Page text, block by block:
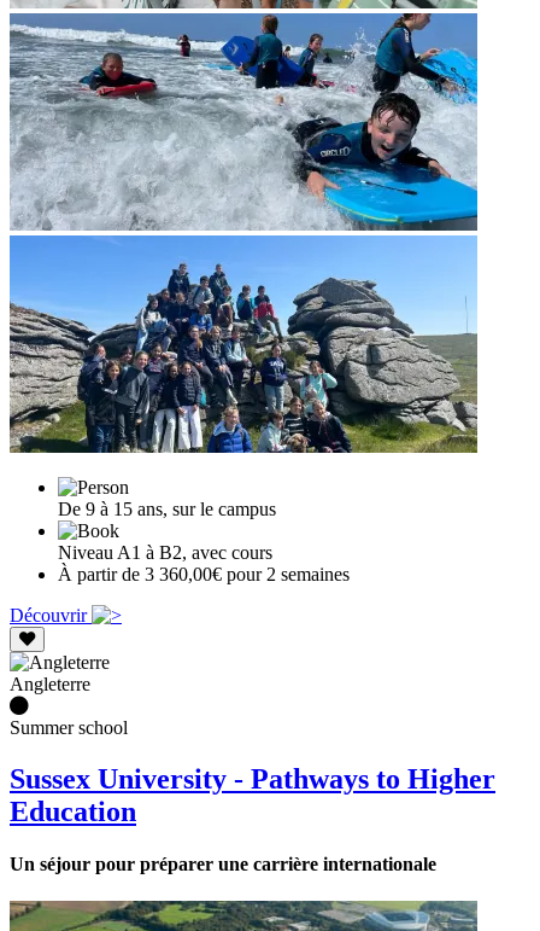
De 9 à 15 ans, sur le campus
Niveau A1 à B2, avec cours
À partir de 3 360,00€ pour 2 semaines
Découvrir
Angleterre
Summer school
Sussex University - Pathways to Higher
Education
Un séjour pour préparer une carrière internationale